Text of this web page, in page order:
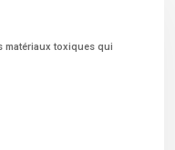
matériaux toxiques qui